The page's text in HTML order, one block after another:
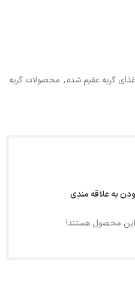
غذای گربه عقیم شده, محصولات گربه
به علاقه مندی
محصول هستند!